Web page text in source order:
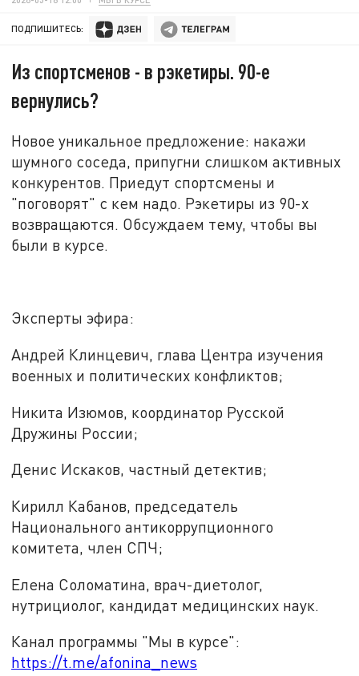
ПОДПИШИТЕСЬ:
Из спортсменов - в рэкетиры. 90-е
вернулись?
Новое уникальное предложение: накажи
шумного соседа, припугни слишком активных
конкурентов. Приедут спортсмены и
"поговорят" с кем надо. Рэкетиры из 90-х
возвращаются. Обсуждаем тему, чтобы вы
были в курсе.
Эксперты эфира:
Андрей Клинцевич, глава Центра изучения
военных и политических конфликтов;
Никита Изюмов, координатор Русской
Дружины России;
Денис Искаков, частный детектив;
Кирилл Кабанов, председатель
Национального антикоррупционного
комитета, член СПЧ;
Елена Соломатина, врач-диетолог,
нутрициолог, кандидат медицинских наук.
Канал программы "Мы в курсе":
https://t.me/afonina_news